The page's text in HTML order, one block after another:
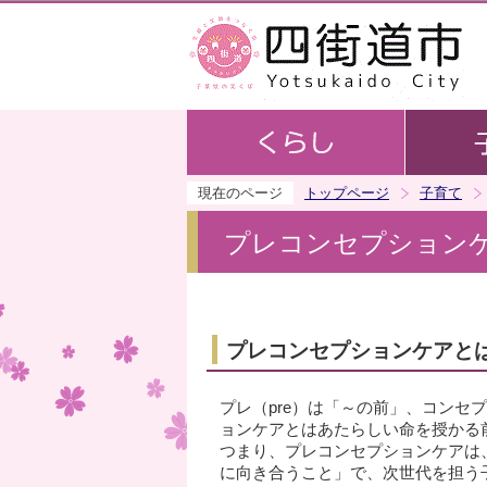
現在のページ トップページ 子育て
プレコンセプション
プレコンセプションケアと
プレ（pre）は「～の前」、コンセ
ョンケアとはあたらしい命を授か
つまり、プレコンセプションケア
に向き合うこと」で、次世代を担